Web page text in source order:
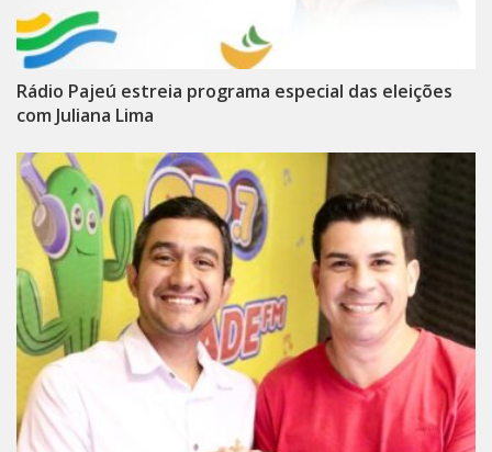
Rádio Pajeú estreia programa especial das eleições
com Juliana Lima